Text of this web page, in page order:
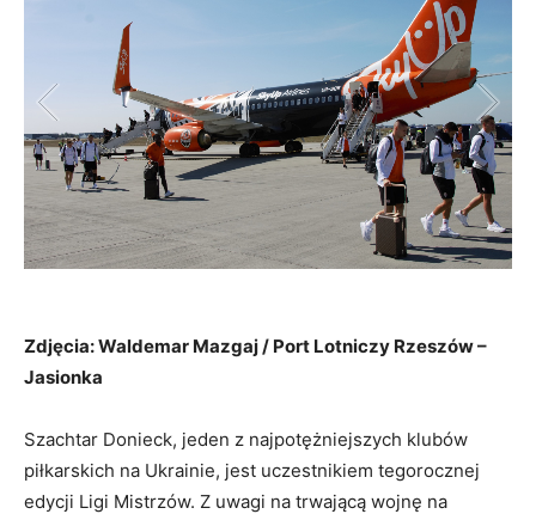
Zdjęcia: Waldemar Mazgaj / Port Lotniczy Rzeszów –
Jasionka
Szachtar Donieck, jeden z najpotężniejszych klubów
piłkarskich na Ukrainie, jest uczestnikiem tegorocznej
edycji Ligi Mistrzów. Z uwagi na trwającą wojnę na